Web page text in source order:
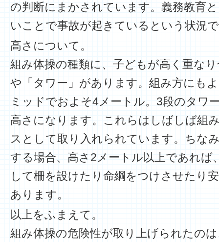
の判断にまかされています。義務教育
いことで事故が起きているという状況
高さについて。
組み体操の種類に、子どもが高く重な
や「タワー」があります。組み方にも
ミッドでおよそ4メートル。3段のタワ
高さになります。これらはしばしば組
スとして取り入れられています。ちな
する場合、高さ2メートル以上であれば
して柵を設けたり命綱をつけさせたり
あります。
以上をふまえて。
組み体操の危険性が取り上げられたの